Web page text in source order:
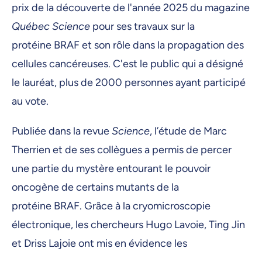
prix de la découverte de l'année 2025 du magazine
Québec Science pour ses travaux sur la
protéine BRAF et son rôle dans la propagation des
cellules cancéreuses. C'est le public qui a désigné
le lauréat, plus de 2000 personnes ayant participé
au vote.
Publiée dans la revueScience, l’étude de Marc
Therrien et de ses collègues a permis de percer
une partie du mystère entourant le pouvoir
oncogène de certains mutants de la
protéine BRAF. Grâce à la cryomicroscopie
électronique, les chercheurs Hugo Lavoie, Ting Jin
et Driss Lajoie ont mis en évidence les